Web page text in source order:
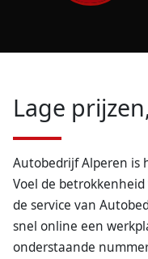
Lage
Autobedrijf Alperen is
Voel de
de service van
snel online een
onderstaande